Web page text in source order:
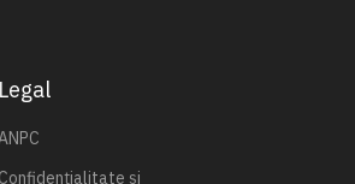
Legal
Confidențialitate și